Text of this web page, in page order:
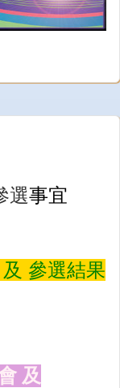
選事宜
參選結果
及